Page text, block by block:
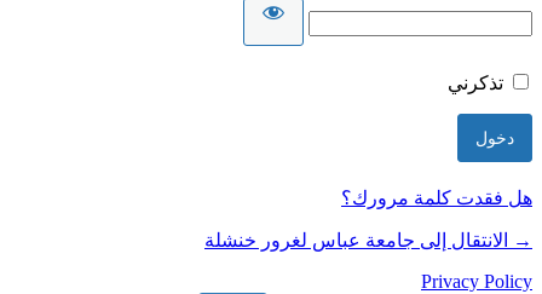
تذكرني
هل فقدت كلمة مرورك؟
→ الانتقال إلى جامعة عباس لغرور خنشلة
Privacy Policy